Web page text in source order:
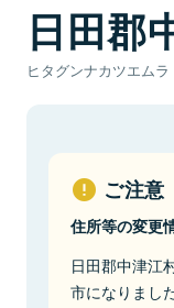
日田郡
ヒタグンナカツエムラ
ご注意
住所等の変更
日田郡中津江
市になりまし